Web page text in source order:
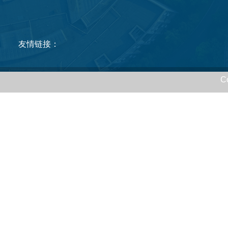
友情链接：